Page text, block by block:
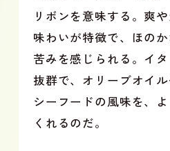
リボンを意味する。爽
味わいが特徴で、ほの
苦みを感じられる。イ
抜群で、オリーブオイル
シーフードの風味を、
くれるのだ。